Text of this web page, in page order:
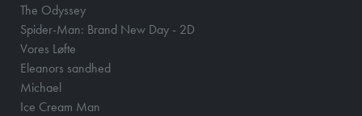
The Odyssey
Spider-Man: Brand New Day - 2D
Vores Løfte
Eleanors sandhed
Michael
Ice Cream Man